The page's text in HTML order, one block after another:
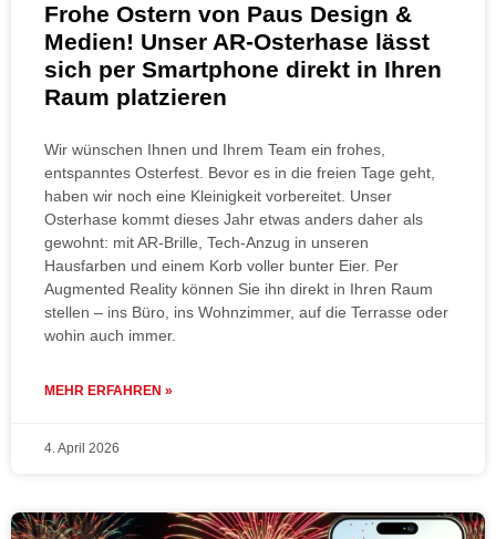
Frohe Ostern von Paus Design &
Medien! Unser AR-Osterhase lässt
sich per Smartphone direkt in Ihren
Raum platzieren
Wir wünschen Ihnen und Ihrem Team ein frohes,
entspanntes Osterfest. Bevor es in die freien Tage geht,
haben wir noch eine Kleinigkeit vorbereitet. Unser
Osterhase kommt dieses Jahr etwas anders daher als
gewohnt: mit AR-Brille, Tech-Anzug in unseren
Hausfarben und einem Korb voller bunter Eier. Per
Augmented Reality können Sie ihn direkt in Ihren Raum
stellen – ins Büro, ins Wohnzimmer, auf die Terrasse oder
wohin auch immer.
MEHR ERFAHREN »
4. April 2026